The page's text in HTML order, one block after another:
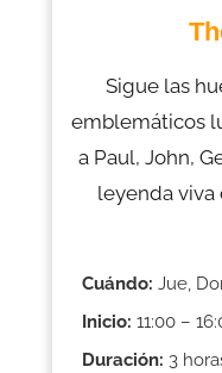
Sigue las
emblemáticos
a Paul, John,
leyenda viva
Cuándo: Jue,
Inicio: 11:00 –
Duración: 3